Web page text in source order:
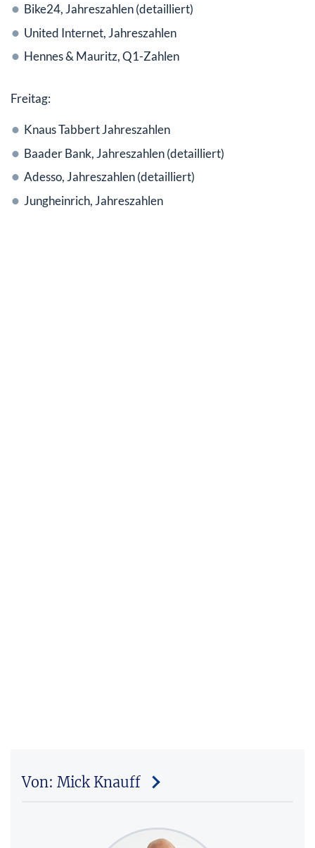
Bike24, Jahreszahlen (detailliert)
United Internet, Jahreszahlen
Hennes & Mauritz, Q1-Zahlen
Freitag:
Knaus Tabbert Jahreszahlen
Baader Bank, Jahreszahlen (detailliert)
Adesso, Jahreszahlen (detailliert)
Jungheinrich, Jahreszahlen
Von: Mick Knauff